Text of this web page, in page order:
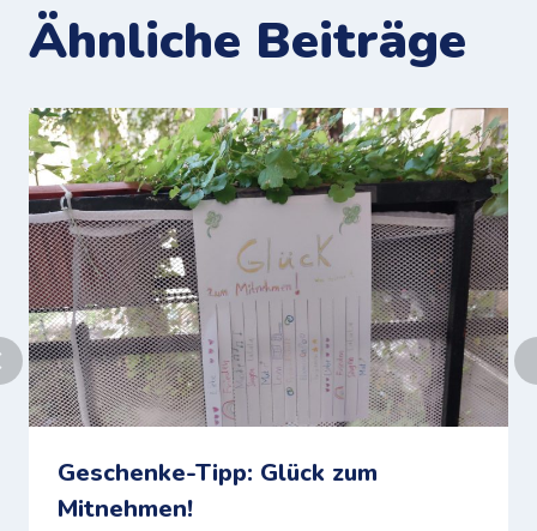
Ähnliche Beiträge
Geschenke-Tipp: Glück zum
Mitnehmen!